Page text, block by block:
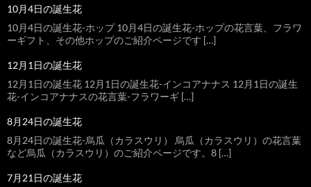
10月4日の誕生花
10月4日の誕生花-ホップ 10月4日の誕生花-ホップの花言葉、フラワ
ーギフト、その他ホップのご紹介ページです […]
12月1日の誕生花
12月1日の誕生花 12月1日の誕生花-インコアナナス 12月1日の誕生
花-インコアナナスの花言葉-フラワーギ […]
8月24日の誕生花
8月24日の誕生花-烏瓜（カラスウリ） 烏瓜（カラスウリ）の花言葉
など烏瓜（カラスウリ）のご紹介ページです。8 […]
7月21日の誕生花